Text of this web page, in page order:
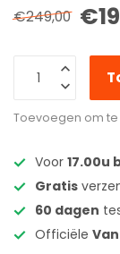
€249,00
Toevoegen om
Voor 17.00u
Gratis
60 dagen
Officiële